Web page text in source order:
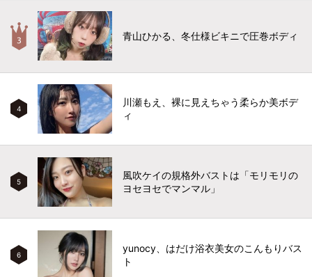
青山ひかる、冬仕様ビキニで圧巻ボディ
4
川瀬もえ、裸に見えちゃう柔らか美ボデ
ィ
5
風吹ケイの規格外バストは「モリモリの
ヨセヨセでマンマル」
6
yunocy、はだけ浴衣美女のこんもりバス
ト